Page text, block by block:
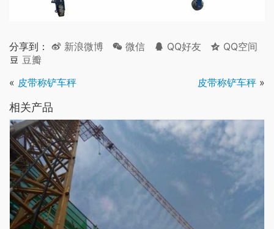
分享到： 新浪微博 微信 QQ好友
QQ空间
豆瓣
« 皮带称铲车秤 皮带称铲车秤 »
相关产品